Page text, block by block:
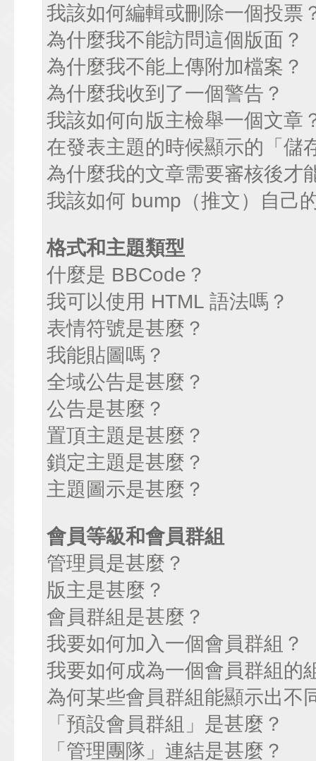
我該如何編輯或刪除一個投票
為什麼我不能訪問這個版面？
為什麼我不能上傳附加檔案？
為什麼我收到了一個警告？
我該如何向版主檢舉一個文章
在發表主題的時候顯示的「儲
為什麼我的文章需要審核後才
我該如何 bump（推文）自己
格式和主題類型
什麼是 BBCode？
我可以使用 HTML 語法嗎？
表情符號是甚麼？
我能貼圖嗎？
全域公告是甚麼？
公告是甚麼？
置頂主題是甚麼？
鎖定主題是甚麼？
主題圖示是甚麼？
會員等級和會員群組
管理員是甚麼？
版主是甚麼？
會員群組是甚麼？
我要如何加入一個會員群組？
我要如何成為一個會員群組的
為何某些會員群組能顯示出不
「預設會員群組」是甚麼？
「管理團隊」連結是甚麼？